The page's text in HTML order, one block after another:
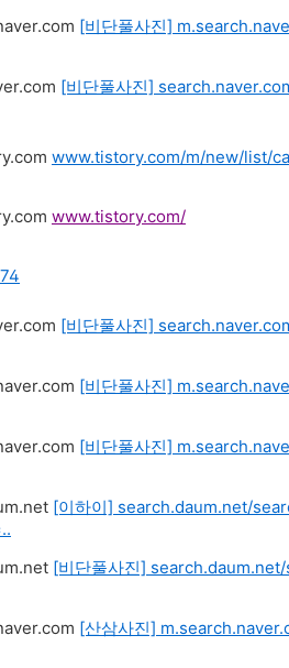
[비단풀사진]
[비단풀사진]
www.tistory.com/m/new/list/
www.tistory.com/
[비단풀사진]
[비단풀사진]
[비단풀사진]
[이하이] search.daum.net/
[비단풀사진]
[산삼사진]